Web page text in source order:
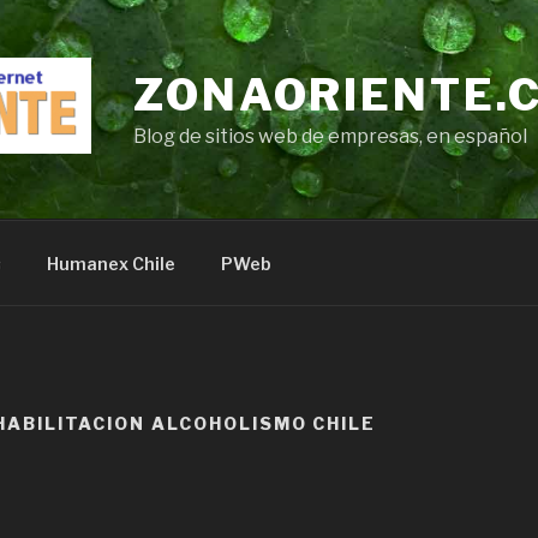
Blog de sitios web de empresas, en español
Humanex Chile PWeb
ALCOHOLISMO CHILE